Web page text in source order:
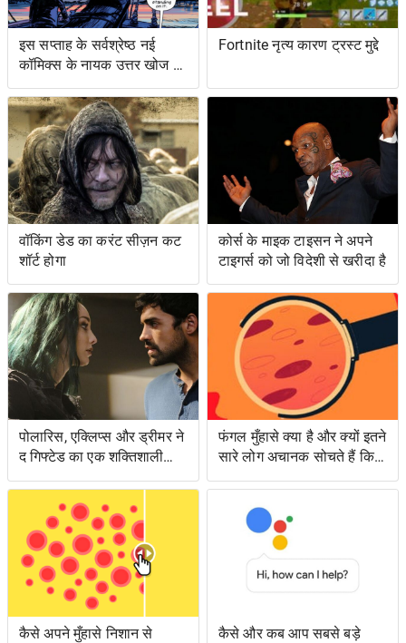
इस सप्ताह के सर्वश्रेष्ठ नई
कॉमिक्स के नायक उत्तर खोज रहे
हैं ... और प्रतिशोध समुद्र पर
Fortnite नृत्य कारण ट्रस्ट मुद्दे
वॉकिंग डेड का करंट सीज़न कट
शॉर्ट होगा
कोर्स के माइक टाइसन ने अपने
टाइगर्स को जो विदेशी से खरीदा है
पोलारिस, एक्लिप्स और ड्रीमर ने
द गिफ्टेड का एक शक्तिशाली
एपिसोड लंगर डाला
फंगल मुँहासे क्या है और क्यों इतने
सारे लोग अचानक सोचते हैं कि
उनके पास क्या है?
कैसे अपने मुँहासे निशान से
कैसे और कब आप सबसे बड़े